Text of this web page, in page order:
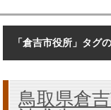
「倉吉市役所」タグ
鳥取県倉